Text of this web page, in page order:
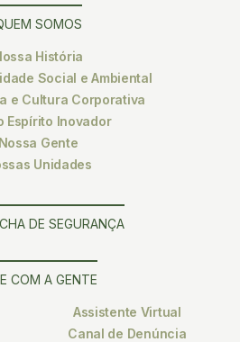
SOMOS
História
Social e Ambiental
e Cultura Corporativa
Espírito Inovador
Nossa Gente
Unidades
DE SEGURANÇA
COM A GENTE
Assistente Virtual
Canal de Denúncia